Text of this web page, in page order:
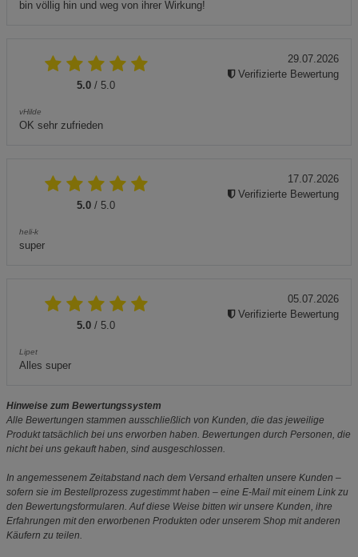
bin völlig hin und weg von ihrer Wirkung!
5.0 / 5.0
vHilde
OK sehr zufrieden
29.07.2026
Verifizierte Bewertung
5.0 / 5.0
heli-k
super
17.07.2026
Verifizierte Bewertung
5.0 / 5.0
Lipet
Alles super
05.07.2026
Verifizierte Bewertung
Hinweise zum Bewertungssystem
Alle Bewertungen stammen ausschließlich von Kunden, die das jeweilige
Produkt tatsächlich bei uns erworben haben. Bewertungen durch Personen, die
nicht bei uns gekauft haben, sind ausgeschlossen.
In angemessenem Zeitabstand nach dem Versand erhalten unsere Kunden –
sofern sie im Bestellprozess zugestimmt haben – eine E-Mail mit einem Link zu
den Bewertungsformularen. Auf diese Weise bitten wir unsere Kunden, ihre
Erfahrungen mit den erworbenen Produkten oder unserem Shop mit anderen
Käufern zu teilen.